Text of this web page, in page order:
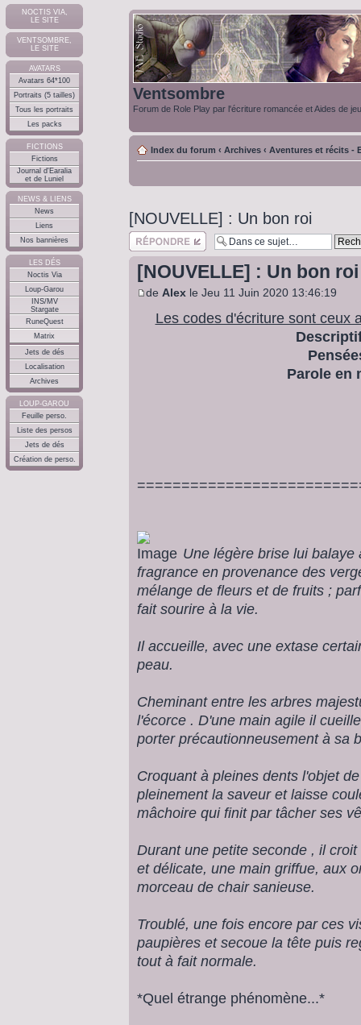
NOCTIS VIA,
LE SITE
VENTSOMBRE,
LE SITE
AVATARS
Avatars 64*100
Portraits (5 tailles)
Tous les portraits
Les packs
FICTIONS
Fictions
Journal d'Earalia
et de Luniel
NEWS & LIENS
News
Liens
Nos bannières
LES DÉS
Noctis Via
Loup-Garou
INS/MV
Stargate
RuneQuest
Matrix
Jets de dés
Localisation
Archives
LOUP-GAROU
Feuille perso.
Liste des persos
Jets de dés
Création de perso.
Ventsombre
Forum de Role Play par l'écriture romancée et Aides de
Index du forum ‹ Archives ‹ Aventures et récits -
[NOUVELLE] : Un bon roi
Répondre
[NOUVELLE] : Un bon roi
de Alex le Jeu 11 Juin 2020 13:46:19
Les codes d'écriture sont ceux
Parole en
Une légère brise lui
fragrance en provenance des
mélange de fleurs et de fruits ;
fait sourire à la vie.
Il accueille, avec une extase
peau.
Cheminant entre les arbres
l'écorce . D'une main agile il
porter précautionneusement à sa
Croquant à pleines dents l'objet
pleinement la saveur et laisse
mâchoire qui finit par tâcher ses
Durant une petite seconde , il
et délicate, une main griffue, aux
morceau de chair sanieuse.
Troublé, une fois encore par ces
paupières et secoue la tête puis
tout à fait normale.
*Quel étrange phénomène...*